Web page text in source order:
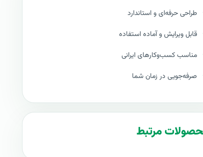
طراحی حرفه‌ای و استاندارد
قابل ویرایش و آماده استفاده
مناسب کسب‌وکارهای ایرانی
صرفه‌جویی در زمان شما
مرتبط